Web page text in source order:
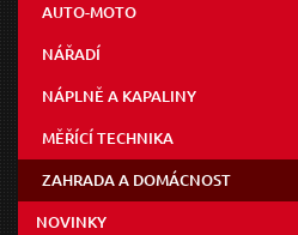
AUTO-MOTO
NÁŘADÍ
NÁPLNĚ A KAPALINY
MĚŘÍCÍ TECHNIKA
ZAHRADA A DOMÁCNOST
NOVINKY